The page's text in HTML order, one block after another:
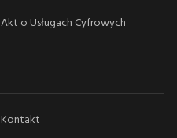
Akt o Usługach Cyfrowych
Kontakt